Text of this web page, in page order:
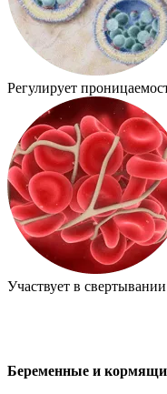
Регулирует
Участвует в
Беременные и